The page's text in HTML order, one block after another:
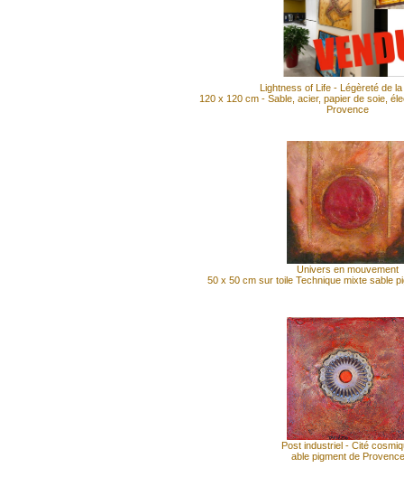
Lightness of Life - Légèreté de
120 x 120 cm - Sable, acier, papier de soie,
Provence
Univers en mouvement
50 x 50 cm sur toile Technique mixte sable
Post industriel - Cité
able pigment de Provence